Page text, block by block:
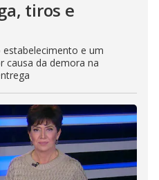
tiros e
e um
causa da demora na